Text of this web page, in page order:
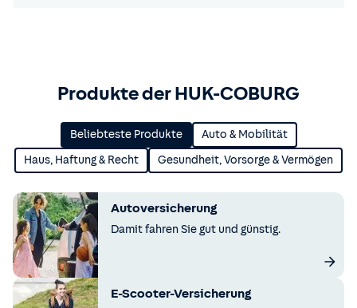
Produkte der HUK-COBURG
Beliebteste Produkte Auto & Mobilität
Haus, Haftung & Recht Gesundheit, Vorsorge & Vermögen
Autoversicherung
Damit fahren Sie gut und günstig.
E-Scooter-Versicherung